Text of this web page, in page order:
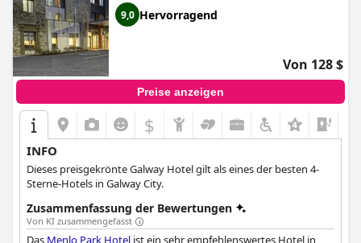
9,0 Hervorragend
Von 128 $
Preise anzeigen
$
INFO
Dieses preisgekrönte Galway Hotel gilt als eines der besten 4-
Sterne-Hotels in Galway City.
Zusammenfassung der Bewertungen
Von KI zusammengefasst
Das Menlo Park Hotel ist ein sehr empfehlenswertes Hotel in